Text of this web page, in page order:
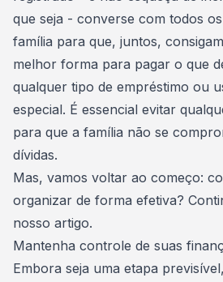
que seja - converse com todos
família para que, juntos,
melhor forma para pagar o que
qualquer tipo de empréstimo ou
especial. É essencial evitar
para que a família não se
dívidas.
Mas, vamos voltar ao começo:
organizar de forma efetiva?
nosso artigo.
Mantenha controle de suas
Embora seja uma etapa